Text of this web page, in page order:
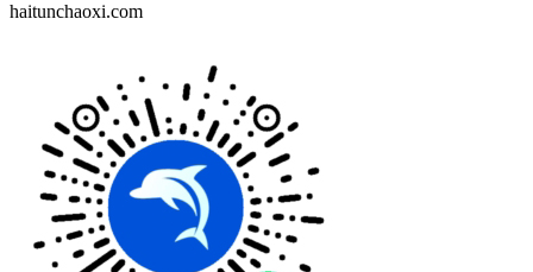
haitunchaoxi.com